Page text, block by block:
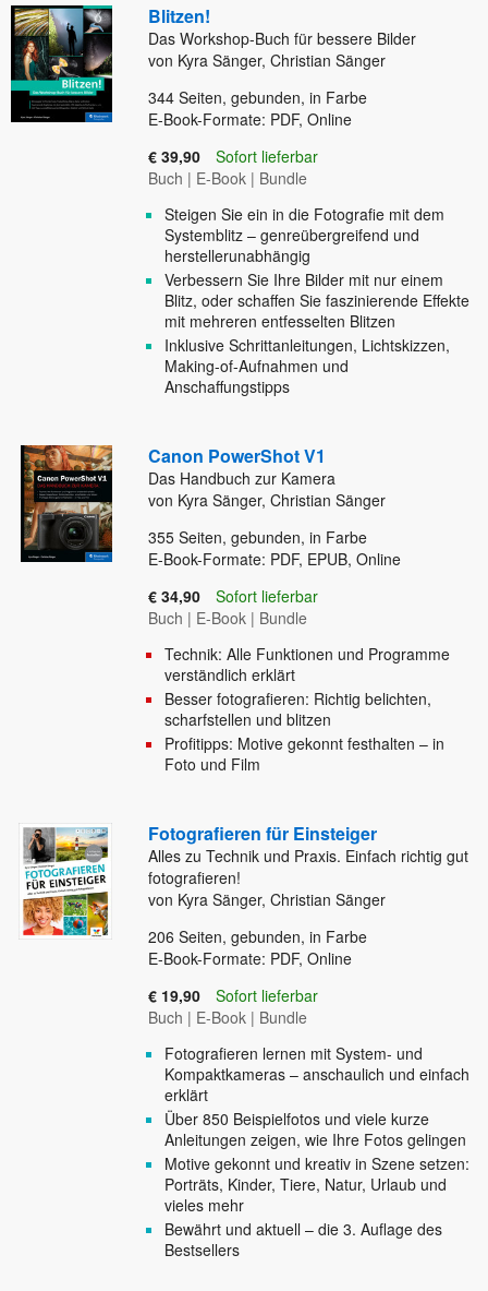
Blitzen!
Das Workshop-Buch für bessere Bilder
von Kyra Sänger, Christian Sänger
344 Seiten, gebunden, in Farbe
E-Book-Formate: PDF, Online
€ 39,90
Sofort lieferbar
Buch | E-Book | Bundle
Steigen Sie ein in die Fotografie mit dem
Systemblitz – genreübergreifend und
herstellerunabhängig
Verbessern Sie Ihre Bilder mit nur einem
Blitz, oder schaffen Sie faszinierende Effekte
mit mehreren entfesselten Blitzen
Inklusive Schrittanleitungen, Lichtskizzen,
Making-of-Aufnahmen und
Anschaffungstipps
Canon PowerShot V1
Das Handbuch zur Kamera
von Kyra Sänger, Christian Sänger
355 Seiten, gebunden, in Farbe
E-Book-Formate: PDF, EPUB, Online
€ 34,90
Sofort lieferbar
Buch | E-Book | Bundle
Technik: Alle Funktionen und Programme
verständlich erklärt
Besser fotografieren: Richtig belichten,
scharfstellen und blitzen
Profitipps: Motive gekonnt festhalten – in
Foto und Film
Fotografieren für Einsteiger
Alles zu Technik und Praxis. Einfach richtig gut
fotografieren!
von Kyra Sänger, Christian Sänger
206 Seiten, gebunden, in Farbe
E-Book-Formate: PDF, Online
€ 19,90
Sofort lieferbar
Buch | E-Book | Bundle
Fotografieren lernen mit System- und
Kompaktkameras – anschaulich und einfach
erklärt
Über 850 Beispielfotos und viele kurze
Anleitungen zeigen, wie Ihre Fotos gelingen
Motive gekonnt und kreativ in Szene setzen:
Porträts, Kinder, Tiere, Natur, Urlaub und
vieles mehr
Bewährt und aktuell – die 3. Auflage des
Bestsellers